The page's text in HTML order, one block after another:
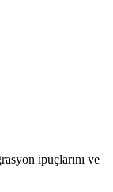
ipuçlarını ve